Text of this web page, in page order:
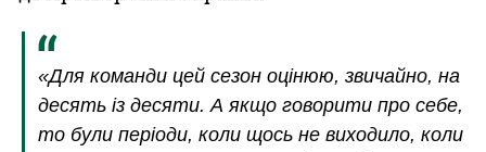
«Для команди цей сезон оцінюю, звичайно, на
десять із десяти. А якщо говорити про себе,
то були періоди, коли щось не виходило, коли